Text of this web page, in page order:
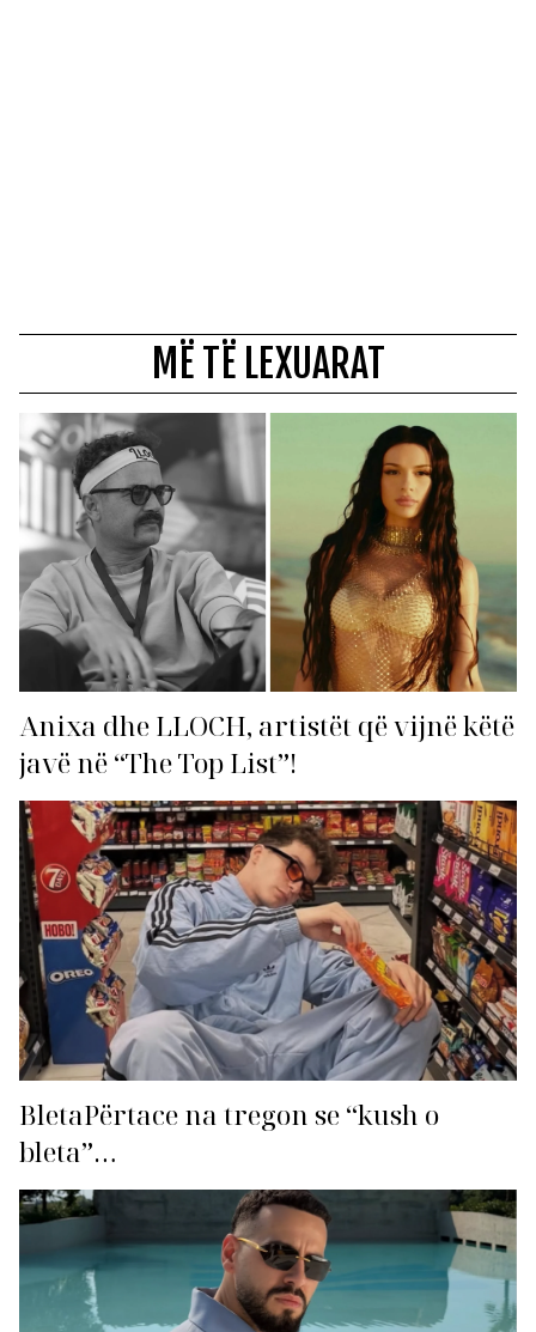
MË TË LEXUARAT
Anixa dhe LLOCH, artistët që vijnë këtë
javë në “The Top List”!
BletaPërtace na tregon se “kush o
bleta”…